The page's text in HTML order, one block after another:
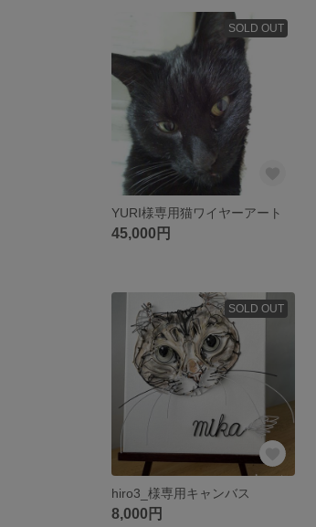
SOLD OUT
YURI様専用猫ワイヤーアート
45,000円
SOLD OUT
hiro3_様専用キャンバス
8,000円